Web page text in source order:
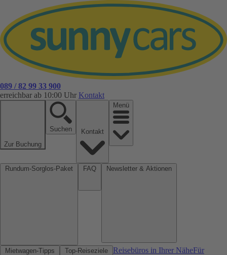
089 / 82 99 33 900
erreichbar ab 10:00 Uhr Kontakt
Zur Buchung
Suchen
Menü
Reisebüros in Ihrer NäheFür